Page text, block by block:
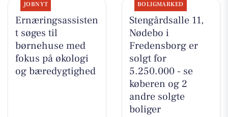
JOBNYT
Ernæringsassisten
t søges til
børnehuse med
fokus på økologi
og bæredygtighed
BOLIGMARKED
Stengårdsalle 11,
Nødebo i
Fredensborg er
solgt for
5.250.000 - se
køberen og 2
andre solgte
boliger